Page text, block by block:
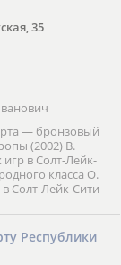
35
— бронзовый
(2002) В.
в Солт-Лейк-
класса О.
Солт-Лейк-Сити
Республики